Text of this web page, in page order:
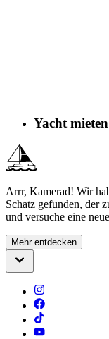
Yacht
Arrr, Kamerad! Wir
Schatz gefunden, der
und versuche eine
Mehr entdecken